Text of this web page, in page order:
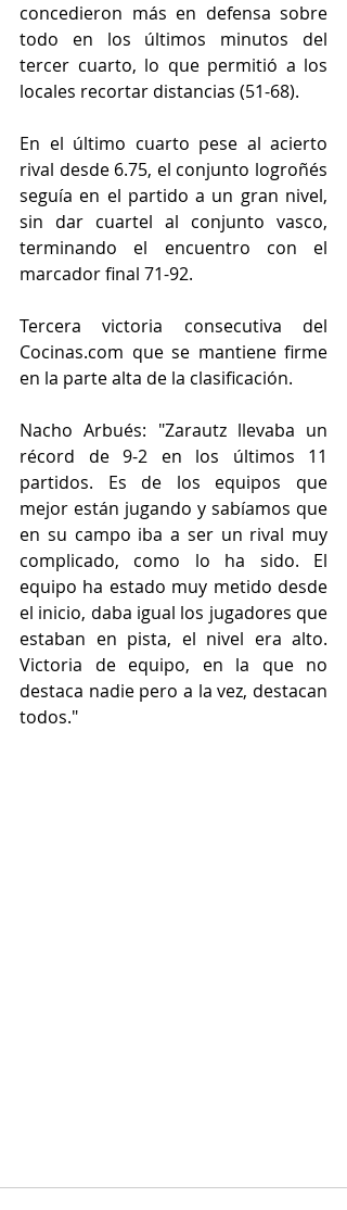
concedieron más en defensa sobre
todo en los últimos minutos del
tercer cuarto, lo que permitió a los
locales recortar distancias (51-68).
En el último cuarto pese al acierto
rival desde 6.75, el conjunto logroñés
seguía en el partido a un gran nivel,
sin dar cuartel al conjunto vasco,
terminando el encuentro con el
marcador final 71-92.
Tercera victoria consecutiva del
Cocinas.com que se mantiene firme
en la parte alta de la clasificación.
Nacho Arbués: "Zarautz llevaba un
récord de 9-2 en los últimos 11
partidos. Es de los equipos que
mejor están jugando y sabíamos que
en su campo iba a ser un rival muy
complicado, como lo ha sido. El
equipo ha estado muy metido desde
el inicio, daba igual los jugadores que
estaban en pista, el nivel era alto.
Victoria de equipo, en la que no
destaca nadie pero a la vez, destacan
todos."